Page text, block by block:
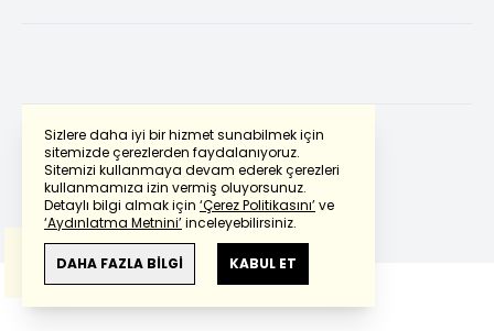
Sizlere daha iyi bir hizmet sunabilmek için
sitemizde çerezlerden faydalanıyoruz.
Sitemizi kullanmaya devam ederek çerezleri
kullanmamıza izin vermiş oluyorsunuz.
Detaylı bilgi almak için ‘Çerez Politikasını’ve
‘Aydınlatma Metnini’inceleyebilirsiniz.
DAHA FAZLA BİLGİ KABUL ET
Powered by Translate
Bu çevirideGoogle Transletekullanılmıştır.
Anlam ve çeviri hatalarından
haberturk.com
sorumlu değildir.